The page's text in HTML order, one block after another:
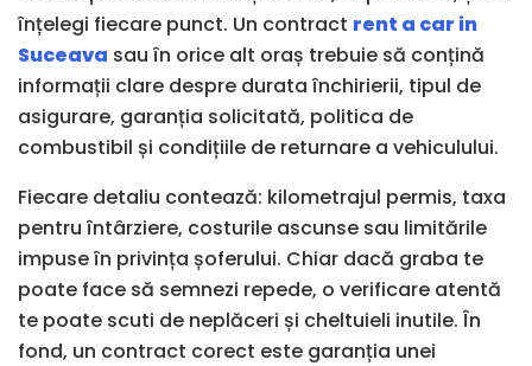
înțelegi fiecare punct. Un contract rent a car in
Suceava sau în orice alt oraș trebuie să conțină
informații clare despre durata închirierii, tipul de
asigurare, garanția solicitată, politica de
combustibil și condițiile de returnare a vehiculului.
Fiecare detaliu contează: kilometrajul permis, taxa
pentru întârziere, costurile ascunse sau limitările
impuse în privința șoferului. Chiar dacă graba te
poate face să semnezi repede, o verificare atentă
te poate scuti de neplăceri și cheltuieli inutile. În
fond, un contract corect este garanția unei